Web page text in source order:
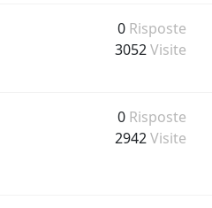
0 Risposte
3052Visite
0 Risposte
2942Visite